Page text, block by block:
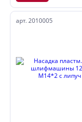
арт. 2010005